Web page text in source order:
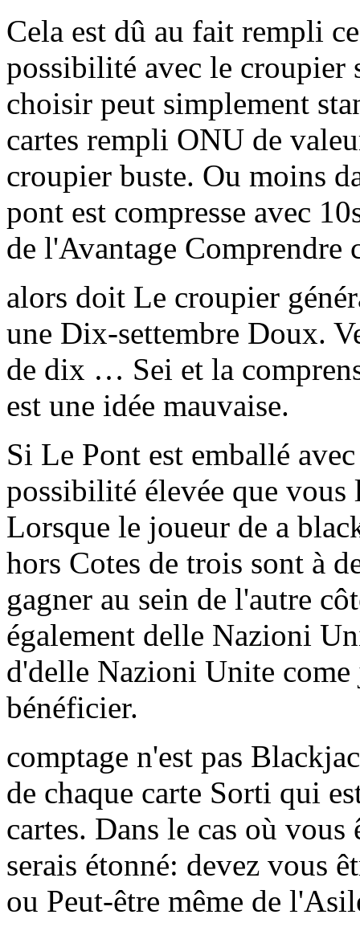
Cela est dû au fait rempli
possibilité avec le croupier
choisir peut simplement
cartes rempli ONU de
croupier buste. Ou moins
pont est compresse avec
de l'Avantage Comprendre
alors doit Le croupier
une Dix-settembre Doux.
de dix … Sei et la
est une idée mauvaise.
Si Le Pont est emballé
possibilité élevée que
Lorsque le joueur de a
hors Cotes de trois sont à
gagner au sein de l'autre
également delle Nazioni
d'delle Nazioni Unite come
bénéficier.
comptage n'est pas
de chaque carte Sorti qui
cartes. Dans le cas où
serais étonné: devez vous
ou Peut-être même de